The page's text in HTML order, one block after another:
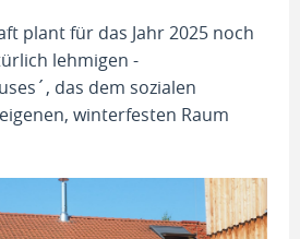
plant für das Jahr 2025 noch
lehmigen -
das dem sozialen
winterfesten Raum